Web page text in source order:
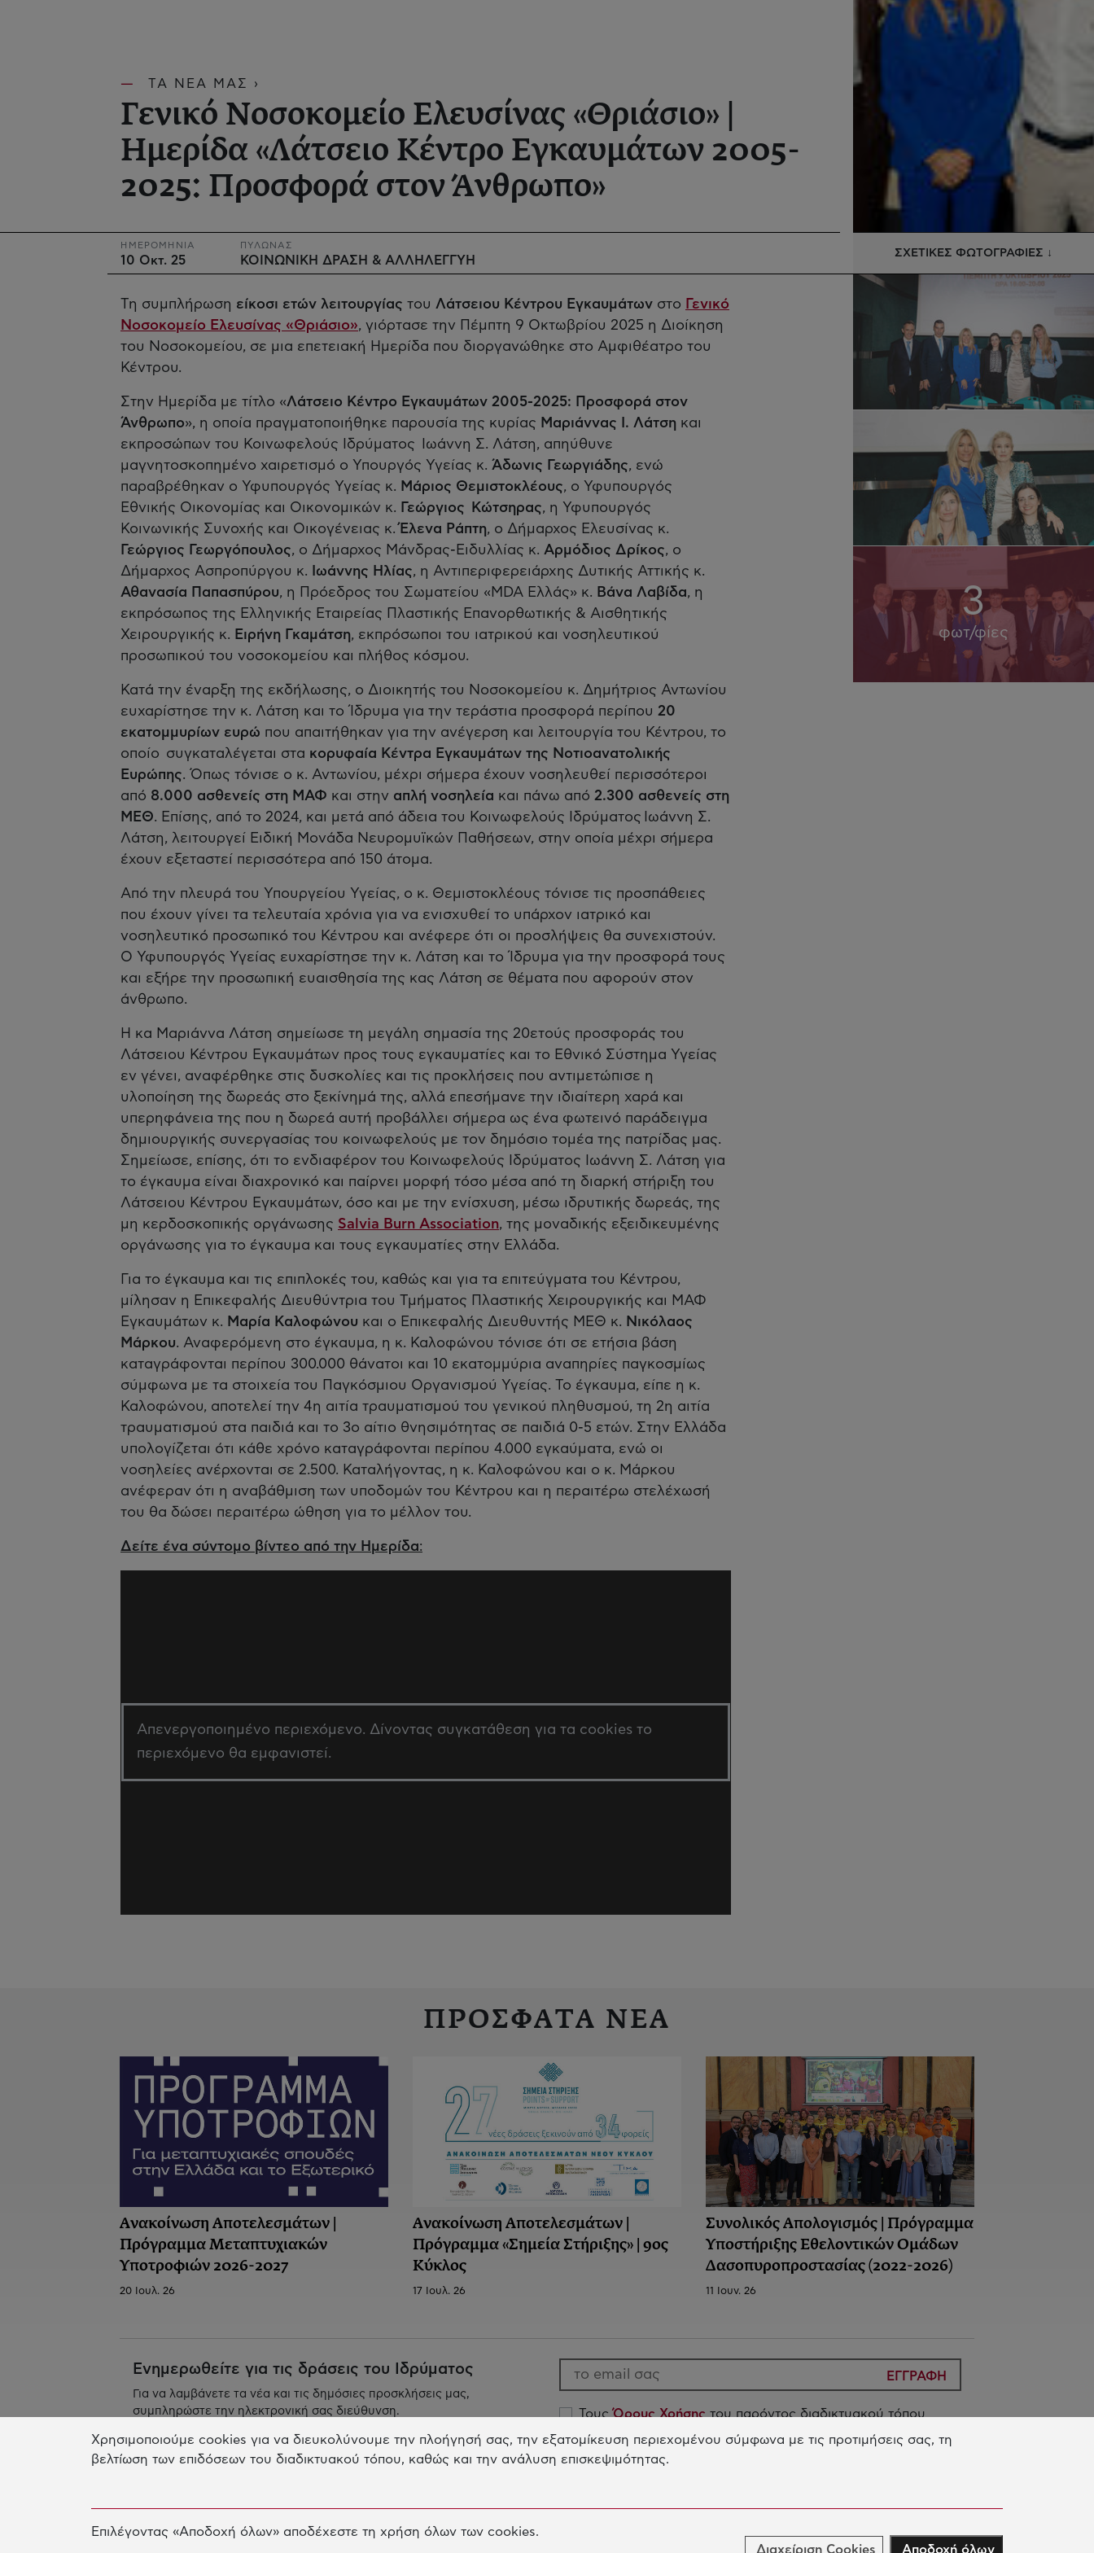
ΤΑ ΝΕΑ ΜΑΣ ›
Γενικό Νοσοκομείο Ελευσίνας «Θριάσιο» |
Ημερίδα «Λάτσειο Κέντρο Εγκαυμάτων 2005-
2025: Προσφορά στον Άνθρωπο»
ΗΜΕΡΟΜΗΝΙΑ
10 Οκτ. 25
ΠΥΛΩΝΑΣ
ΚΟΙΝΩΝΙΚΗ ΔΡΑΣΗ & ΑΛΛΗΛΕΓΓΥΗ
ΣΧΕΤΙΚΕΣ ΦΩΤΟΓΡΑΦΙΕΣ ↓
Τη συμπλήρωση είκοσι ετών λειτουργίας του Λάτσειου Κέντρου Εγκαυμάτων στο Γενικό
Νοσοκομείο Ελευσίνας «Θριάσιο», γιόρτασε την Πέμπτη 9 Οκτωβρίου 2025 η Διοίκηση
του Νοσοκομείου, σε μια επετειακή Ημερίδα που διοργανώθηκε στο Αμφιθέατρο του
Κέντρου.
Στην Ημερίδα με τίτλο «Λάτσειο Κέντρο Εγκαυμάτων 2005-2025: Προσφορά στον
Άνθρωπο», η οποία πραγματοποιήθηκε παρουσία της κυρίας Μαριάννας Ι. Λάτση και
εκπροσώπων του Κοινωφελούς Ιδρύματος Ιωάννη Σ. Λάτση, απηύθυνε
μαγνητοσκοπημένο χαιρετισμό ο Υπουργός Υγείας κ. Άδωνις Γεωργιάδης, ενώ
παραβρέθηκαν ο Υφυπουργός Υγείας κ. Μάριος Θεμιστοκλέους, ο Υφυπουργός
Εθνικής Οικονομίας και Οικονομικών κ. Γεώργιος Κώτσηρας, η Υφυπουργός
Κοινωνικής Συνοχής και Οικογένειας κ.Έλενα Ράπτη, ο Δήμαρχος Ελευσίνας κ.
Γεώργιος Γεωργόπουλος, ο Δήμαρχος Μάνδρας-Ειδυλλίας κ. Αρμόδιος Δρίκος, ο
Δήμαρχος Ασπροπύργου κ.
Ιωάννης Ηλίας, η Αντιπεριφερειάρχης Δυτικής Αττικής κ.
Αθανασία Παπασπύρου, η Πρόεδρος του Σωματείου «MDA Ελλάς» κ. Βάνα Λαβίδα, η
εκπρόσωπος της Ελληνικής Εταιρείας Πλαστικής Επανορθωτικής & Αισθητικής
Χειρουργικής κ. Ειρήνη Γκαμάτση, εκπρόσωποι του ιατρικού και νοσηλευτικού
προσωπικού του νοσοκομείου και πλήθος κόσμου.
Κατά την έναρξη της εκδήλωσης, ο Διοικητής του Νοσοκομείου κ. Δημήτριος Αντωνίου
ευχαρίστησε την κ. Λάτση και το Ίδρυμα για την τεράστια προσφορά περίπου 20
εκατομμυρίων ευρώ που απαιτήθηκαν για την ανέγερση και λειτουργία του Κέντρου, το
οποίο συγκαταλέγεται στα κορυφαία Κέντρα Εγκαυμάτων της Νοτιοανατολικής
Ευρώπης. Όπως τόνισε ο κ. Αντωνίου, μέχρι σήμερα έχουν νοσηλευθεί περισσότεροι
από 8.000 ασθενείς στη ΜΑΦ και στην απλή νοσηλεία και πάνω από 2.300 ασθενείς στη
ΜΕΘ. Επίσης, από το 2024, και μετά από άδεια του Κοινωφελούς Ιδρύματος Ιωάννη Σ.
Λάτση, λειτουργεί Ειδική Μονάδα Νευρομυϊκών Παθήσεων, στην οποία μέχρι σήμερα
έχουν εξεταστεί περισσότερα από 150 άτομα.
Από την πλευρά του Υπουργείου Υγείας, ο κ. Θεμιστοκλέους τόνισε τις προσπάθειες
που έχουν γίνει τα τελευταία χρόνια για να ενισχυθεί το υπάρχον ιατρικό και
νοσηλευτικό προσωπικό του Κέντρου και ανέφερε ότι οι προσλήψεις θα συνεχιστούν.
Ο Υφυπουργός Υγείας ευχαρίστησε την κ. Λάτση και το Ίδρυμα για την προσφορά τους
και εξήρε την προσωπική ευαισθησία της κας Λάτση σε θέματα που αφορούν στον
άνθρωπο.
H κα Μαριάννα Λάτση σημείωσε τη μεγάλη σημασία της 20ετούς προσφοράς του
Λάτσειου Κέντρου Εγκαυμάτων προς τους εγκαυματίες και το Εθνικό Σύστημα Υγείας
εν γένει, αναφέρθηκε στις δυσκολίες και τις προκλήσεις που αντιμετώπισε η
υλοποίηση της δωρεάς στο ξεκίνημά της, αλλά επεσήμανε την ιδιαίτερη χαρά και
υπερηφάνεια της που η δωρεά αυτή προβάλλει σήμερα ως ένα φωτεινό παράδειγμα
δημιουργικής συνεργασίας του κοινωφελούς με τον δημόσιο τομέα της πατρίδας μας.
Σημείωσε, επίσης, ότι το ενδιαφέρον του Κοινωφελούς Ιδρύματος Ιωάννη Σ. Λάτση για
το έγκαυμα είναι διαχρονικό και παίρνει μορφή τόσο μέσα από τη διαρκή στήριξη του
Λάτσειου Κέντρου Εγκαυμάτων, όσο και με την ενίσχυση, μέσω ιδρυτικής δωρεάς, της
μη κερδοσκοπικής οργάνωσης Salvia Burn Association, της μοναδικής εξειδικευμένης
οργάνωσης για το έγκαυμα και τους εγκαυματίες στην Ελλάδα.
Για το έγκαυμα και τις επιπλοκές του, καθώς και για τα επιτεύγματα του Κέντρου,
μίλησαν η Επικεφαλής Διευθύντρια του Τμήματος Πλαστικής Χειρουργικής και ΜΑΦ
Εγκαυμάτων κ. Μαρία Καλοφώνου και ο Επικεφαλής Διευθυντής ΜΕΘ κ. Νικόλαος
Μάρκου. Αναφερόμενη στο έγκαυμα, η κ. Καλοφώνου τόνισε ότι σε ετήσια βάση
καταγράφονται περίπου 300.000 θάνατοι και 10 εκατομμύρια αναπηρίες παγκοσμίως
σύμφωνα με τα στοιχεία του Παγκόσμιου Οργανισμού Υγείας. Το έγκαυμα, είπε η κ.
Καλοφώνου, αποτελεί την 4η αιτία τραυματισμού του γενικού πληθυσμού, τη 2η αιτία
τραυματισμού στα παιδιά και το 3ο αίτιο θνησιμότητας σε παιδιά 0-5 ετών. Στην Ελλάδα
υπολογίζεται ότι κάθε χρόνο καταγράφονται περίπου 4.000 εγκαύματα, ενώ οι
νοσηλείες ανέρχονται σε 2.500. Καταλήγοντας, η κ. Καλοφώνου και ο κ. Μάρκου
ανέφεραν ότι η αναβάθμιση των υποδομών του Κέντρου και η περαιτέρω στελέχωσή
του θα δώσει περαιτέρω ώθηση για το μέλλον του.
Δείτε ένα σύντομο βίντεο από την Ημερίδα:
Απενεργοποιημένο περιεχόμενο. Δίνοντας συγκατάθεση για τα cookies το
περιεχόμενο θα εμφανιστεί.
3
φωτ/φίες
ΠΡΟΣΦΑΤΑ ΝΕΑ
Ανακοίνωση Αποτελεσμάτων |
Πρόγραμμα Μεταπτυχιακών
Υποτροφιών 2026-2027
20 Ιουλ. 26
Ανακοίνωση Aποτελεσμάτων |
Πρόγραμμα «Σημεία Στήριξης» | 9ος
Κύκλος
17 Ιουλ. 26
Συνολικός Απολογισμός | Πρόγραμμα
Υποστήριξης Εθελοντικών Ομάδων
Δασοπυροπροστασίας (2022-2026)
11 Ιουν. 26
Ενημερωθείτε για τις δράσεις του Ιδρύματος
Για να λαμβάνετε τα νέα και τις δημόσιες προσκλήσεις μας,
συμπληρώστε την ηλεκτρονική σας διεύθυνση.
ΕΓΓΡΑΦΗ
ΤουςΌρους Χρήσης του παρόντος διαδικτυακού τόπου
ΤηνΠολιτική Προστασίας Προσωπικών Δεδομένωντου
Κοινωφελούς Ιδρύματος Ιωάννη Σ. Λάτση
Το Ίδρυμα Η Δράση μας
Χρησιμοποιούμε cookies για να διευκολύνουμε την πλοήγησή σας, την εξατομίκευση περιεχομένου σύμφωνα με τις προτιμήσεις σας, τη
βελτίωση των επιδόσεων του διαδικτυακού τόπου, καθώς και την ανάλυση επισκεψιμότητας.
Επιλέγοντας «Αποδοχή όλων» αποδέχεστε τη χρήση όλων των cookies.
Διαχείριση Cookies
Αποδοχή όλων